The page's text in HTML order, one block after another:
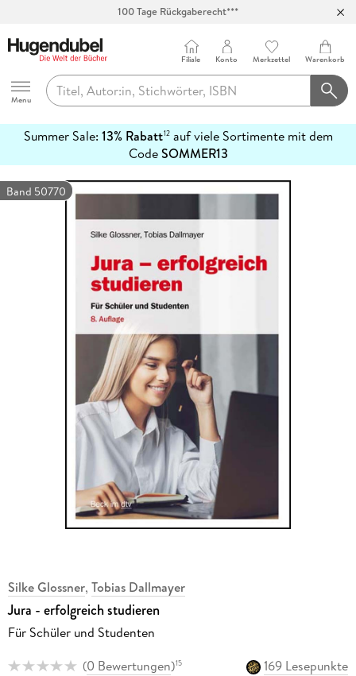
100 Tage Rückgaberecht***
Hugendubel
Menu
Filiale Konto Merkzettel Warenkorb
Summer Sale: 13% Rabatt12auf viele Sortimente mit dem
CodeSOMMER13
erfahren
Band 50770
Silke Glossner, Tobias Dallmayer
Jura - erfolgreich studieren
Für Schüler und Studenten
(0 Bewertungen)15
169 Lesepunkte